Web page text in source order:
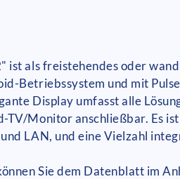
ist als freistehendes oder
Betriebssystem und mit
Display umfasst alle
TV/Monitor anschließbar. Es
LAN, und eine Vielzahl
Sie dem Datenblatt im